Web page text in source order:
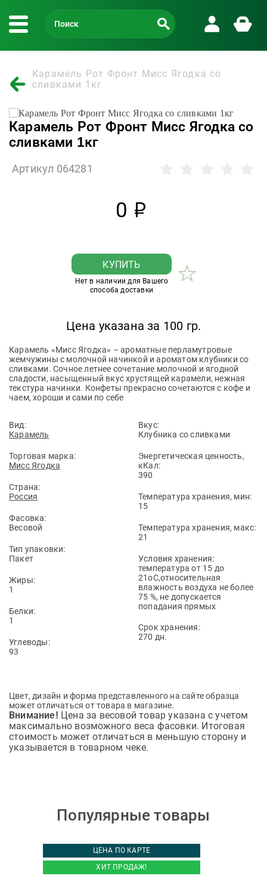
Карамель Рот Фронт Мисс Ягодка со
сливками 1кг
Карамель Рот Фронт Мисс Ягодка со
сливками 1кг
Артикул 064281
0 р
Цена указана за 100 гр.
КУПИТЬ
Нет в наличии для Вашего
способа доставки
Карамель «Мисс Ягодка» – ароматные перламутровые
жемчужины с молочной начинкой и ароматом клубники со
сливками. Сочное летнее сочетание молочной и ягодной
сладости, насыщенный вкус хрустящей карамели, нежная
текстура начинки. Конфеты прекрасно сочетаются с кофе и
чаем, хороши и сами по себе
Вид:
Карамель
Торговая марка:
Мисс Ягодка
Страна:
Россия
Фасовка:
Весовой
Тип упаковки:
Пакет
Жиры:
1
Белки:
1
Углеводы:
93
Вкус:
Клубника со сливками
Энергетическая ценность,
кКал:
390
Температура хранения, мин:
15
Температура хранения, макс:
21
Условия хранения:
температура от 15 до
21оС,относительная
влажность воздуха не более
75 %, не допускается
попадания прямых
Срок хранения:
270 дн.
Цвет, дизайн и форма представленного на сайте образца
может отличаться от товара в магазине.
Внимание! Цена за весовой товар указана с учетом
максимально возможного веса фасовки. Итоговая
стоимость может отличаться в меньшую сторону и
указывается в товарном чеке.
Популярные товары
ЦЕНА ПО КАРТЕ
ХИТ ПРОДАЖ!